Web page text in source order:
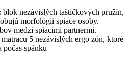
blok nezávislých taštičkových pružín,
morfológii spiace osoby.
medzi spiacimi partnermi.
5 nezávislých ergo zón, ktoré
spánku